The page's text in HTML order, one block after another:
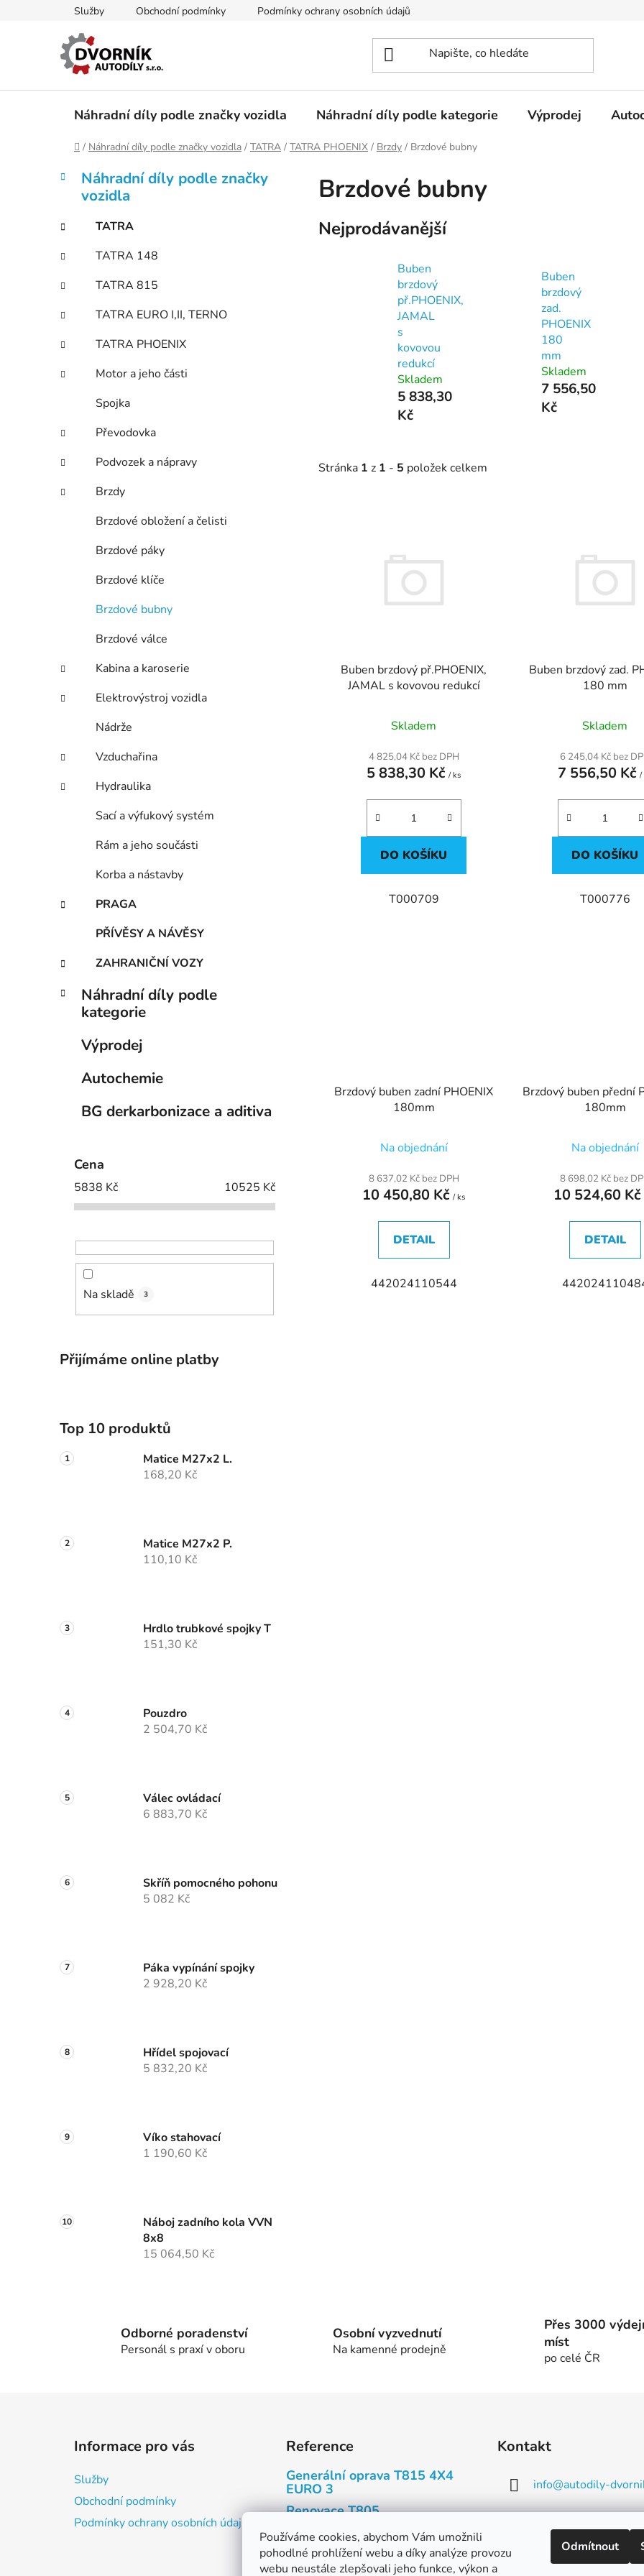
Používáme cookies, abychom Vám umožnili
pohodlné prohlížení webu a díky analýze provozu
webu neustále zlepšovali jeho funkce, výkon a
Odmítnout
Služby Obchodní podmínky Podmínky ochrany osobních údajů
Náhradní díly podle značky vozidla Náhradní díly podle kategorie Výprodej
Domů
/ Náhradní díly podle značky vozidla / TATRA / TATRA PHOENIX / Brzdy / Brzdové bubny
P
t
a
n
í
p
n
Přeskočit
kategorie
K
a
g
r
i
e
Náhradní díly podle značky
vozidla
TATRA
TATRA 148
TATRA 815
TATRA EURO I,II, TERNO
TATRA PHOENIX
Motor a jeho části
Spojka
Převodovka
Podvozek a nápravy
Brzdy
Brzdové obložení a čelisti
Brzdové páky
Brzdové klíče
Brzdové bubny
Brzdové válce
Kabina a karoserie
Elektrovýstroj vozidla
Nádrže
Vzduchařina
Hydraulika
Sací a výfukový systém
Rám a jeho součásti
Korba a nástavby
PRAGA
PŘÍVĚSY A NÁVĚSY
ZAHRANIČNÍ VOZY
Náhradní díly podle
kategorie
Výprodej
Autochemie
BG derkarbonizace a aditiva
Cena
5838 Kč 10525 Kč
Na skladě 3
Přijímáme online platby
Top 10 produktů
Matice M27x2 L.
168,20 Kč
Matice M27x2 P.
110,10 Kč
Hrdlo trubkové spojky T
151,30 Kč
Pouzdro
2 504,70 Kč
Válec ovládací
6 883,70 Kč
Skříň pomocného pohonu
5 082 Kč
Páka vypínání spojky
2 928,20 Kč
Hřídel spojovací
5 832,20 Kč
Víko stahovací
1 190,60 Kč
Náboj zadního kola VVN
8x8
15 064,50 Kč
Brzdové bubny
Nejprodávanější
Buben
brzdový
př.PHOENIX,
JAMAL
s
kovovou
redukcí
Skladem
5 838,30
Kč
Buben
brzdový
zad.
PHOENIX
180
mm
Skladem
7 556,50
Kč
Stránka 1 z 1 - 5 položek celkem
Buben brzdový př.PHOENIX,
JAMAL s kovovou redukcí
Skladem
4 825,04 Kč bez DPH
5 838,30 Kč/ ks
DO KOŠÍKU
T000709
Buben brzdový zad.
180 mm
Skladem
6 245,04 Kč bez
7 556,50 Kč/
DO KOŠÍKU
T000776
Brzdový buben zadní PHOENIX
180mm
Na objednání
8 637,02 Kč bez DPH
10 450,80 Kč/ ks
DETAIL
442024110544
Brzdový buben přední
180mm
Na objednání
8 698,02 Kč bez
10 524,60 Kč
DETAIL
Odborné poradenství
Personál s praxí v oboru
Osobní vyzvednutí
Na kamenné prodejně
Přes 3000
míst
po celé ČR
Informace pro vás
Služby
Obchodní podmínky
Podmínky ochrany osobních údajů
Reference
Generální oprava T815 4X4
EURO 3
Renovace T805
Renovace Tatry T603
Kabiny
Kontakt
info@autodily-
739 660 721